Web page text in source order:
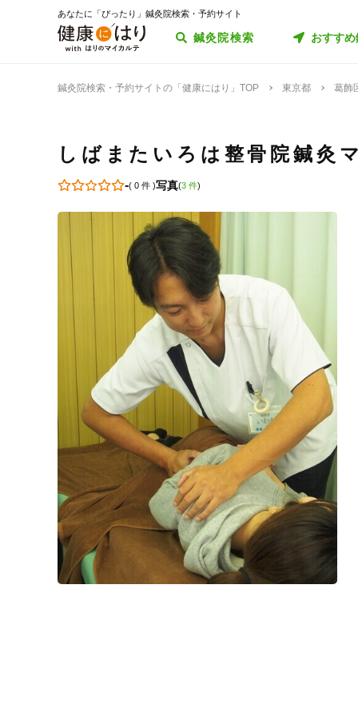
あなたに「ぴったり」鍼灸院検索・予約サイト
鍼灸院検索 おすす
鍼灸院検索・予約サイトの「健康にはり」TOP 東京都 葛飾
しばまたいろは整骨院鍼灸
-( 0 件)写真(3 件)